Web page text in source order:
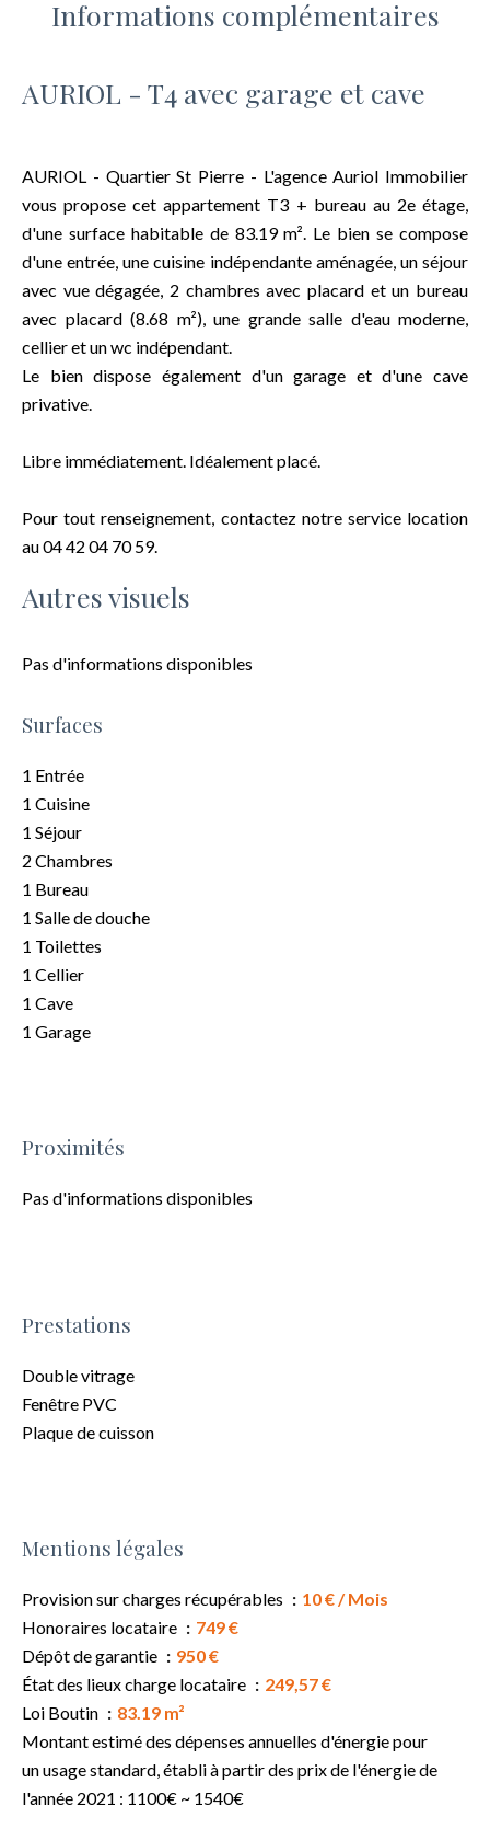
Informations complémentaires
AURIOL - T4 avec garage et cave
AURIOL - Quartier St Pierre - L'agence Auriol Immobilier
vous propose cet appartement T3 + bureau au 2e étage,
d'une surface habitable de 83.19 m². Le bien se compose
d'une entrée, une cuisine indépendante aménagée, un séjour
avec vue dégagée, 2 chambres avec placard et un bureau
avec placard (8.68 m²), une grande salle d'eau moderne,
cellier et un wc indépendant.
Le bien dispose également d'un garage et d'une cave
privative.
Libre immédiatement. Idéalement placé.
Pour tout renseignement, contactez notre service location
au 04 42 04 70 59.
Autres visuels
Pas d'informations disponibles
Surfaces
1 Entrée
1 Cuisine
1 Séjour
2 Chambres
1 Bureau
1 Salle de douche
1 Toilettes
1 Cellier
1 Cave
1 Garage
Proximités
Pas d'informations disponibles
Prestations
Double vitrage
Fenêtre PVC
Plaque de cuisson
Mentions légales
Provision sur charges récupérables
10 € / Mois
Honoraires locataire
749 €
Dépôt de garantie
950 €
État des lieux charge locataire
249,57 €
Loi Boutin
83.19 m²
Montant estimé des dépenses annuelles d'énergie pour
un usage standard, établi à partir des prix de l'énergie de
l'année 2021 : 1100€ ~ 1540€